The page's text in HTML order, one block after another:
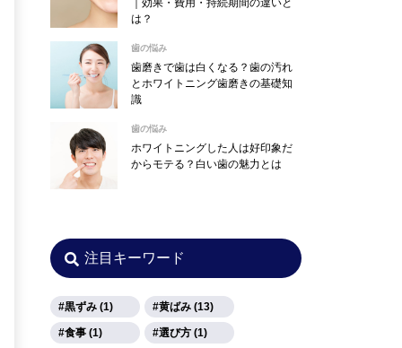
は？
歯の悩み
歯磨きで歯は白くなる？歯の汚れ
とホワイトニング歯磨きの基礎知
識
歯の悩み
ホワイトニングした人は好印象だ
からモテる？白い歯の魅力とは
注目キーワード
黒ずみ (1) 黄ばみ (13)
食事 (1) 選び方 (1)